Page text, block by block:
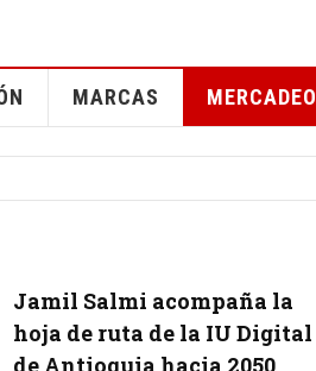
MARCAS MERCADEO
Jamil Salmi acompaña la
hoja de ruta de la IU Digital
de Antioquia hacia 2050